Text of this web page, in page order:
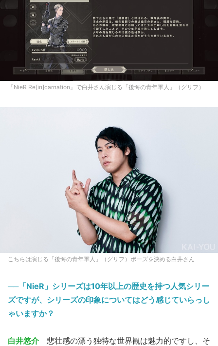
『NieR Re[in]carnation』で白井さん演じる「後悔の青年軍人」（グリフ）
こちらは演じる「後悔の青年軍人」（グリフ）ポーズを決める白井さん
──「NieR」シリーズは10年以上の歴史を持つ人気シリー
ズですが、シリーズの印象についてはどう感じていらっし
ゃいますか？
白井悠介悲壮感の漂う独特な世界観は魅力的ですし、そ